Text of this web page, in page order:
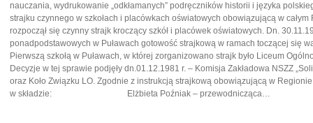
nauczania, wydrukowanie „odkłamanych” podręczników historii i języka
strajku czynnego w szkołach i placówkach oświatowych obowiązującą w
rozpoczął się czynny strajk kroczący szkół i placówek oświatowych. Dn.
ponadpodstawowych w Puławach gotowość strajkową w ramach toczącej
Pierwszą szkołą w Puławach, w której zorganizowano strajk było Liceum
Decyzje w tej sprawie podjęły dn.01.12.1981 r. – Komisja Zakładowa NSZZ
oraz Koło Związku LO. Zgodnie z instrukcją strajkową obowiązującą w Regionie
w składzie: Elżbieta Poźniak – przewodnicząca…